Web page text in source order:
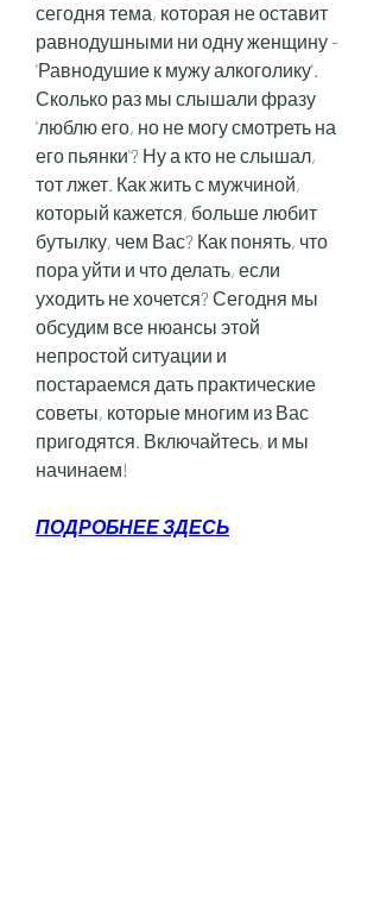
сегодня тема, которая не оставит
равнодушными ни одну женщину -
'Равнодушие к мужу алкоголику'.
Сколько раз мы слышали фразу
'люблю его, но не могу смотреть на
его пьянки'? Ну а кто не слышал,
тот лжет. Как жить с мужчиной,
который кажется, больше любит
бутылку, чем Вас? Как понять, что
пора уйти и что делать, если
уходить не хочется? Сегодня мы
обсудим все нюансы этой
непростой ситуации и
постараемся дать практические
советы, которые многим из Вас
пригодятся. Включайтесь, и мы
начинаем!
ПОДРОБНЕЕ ЗДЕСЬ